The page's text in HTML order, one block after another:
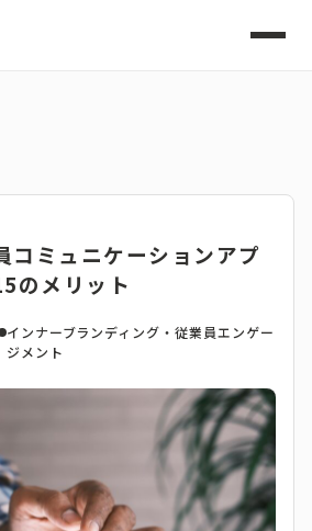
コミュニケーションアプ
のメリット
インナーブランディング・従業員エンゲー
ジメント